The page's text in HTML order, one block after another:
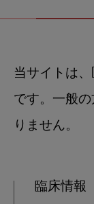
当サイトは
です。一般
りません。
臨床情報